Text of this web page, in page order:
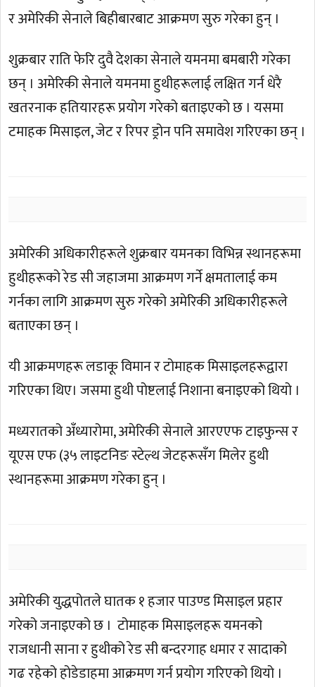
र अमेरिकी सेनाले बिहीबारबाट आक्रमण सुरु गरेका हुन् ।
शुक्रबार राति फेरि दुवै देशका सेनाले यमनमा बमबारी गरेका
छन् । अमेरिकी सेनाले यमनमा हुथीहरूलाई लक्षित गर्न धेरै
खतरनाक हतियारहरू प्रयोग गरेको बताइएको छ । यसमा
टमाहक मिसाइल, जेट र रिपर ड्रोन पनि समावेश गरिएका छन् ।
अमेरिकी अधिकारीहरूले शुक्रबार यमनका विभिन्न स्थानहरूमा
हुथीहरूको रेड सी जहाजमा आक्रमण गर्ने क्षमतालाई कम
गर्नका लागि आक्रमण सुरु गरेको अमेरिकी अधिकारीहरूले
बताएका छन् ।
यी आक्रमणहरू लडाकू विमान र टोमाहक मिसाइलहरूद्वारा
गरिएका थिए। जसमा हुथी पोष्टलाई निशाना बनाइएको थियो ।
मध्यरातको अँध्यारोमा, अमेरिकी सेनाले आरएएफ टाइफुन्स र
यूएस एफ (३५ लाइटनिङ स्टेल्थ जेटहरूसँग मिलेर हुथी
स्थानहरूमा आक्रमण गरेका हुन् ।
अमेरिकी युद्धपोतले घातक १ हजार पाउण्ड मिसाइल प्रहार
गरेको जनाइएको छ । टोमाहक मिसाइलहरू यमनको
राजधानी साना र हुथीको रेड सी बन्दरगाह धमार र सादाको
गढ रहेको होडेडाहमा आक्रमण गर्न प्रयोग गरिएको थियो ।